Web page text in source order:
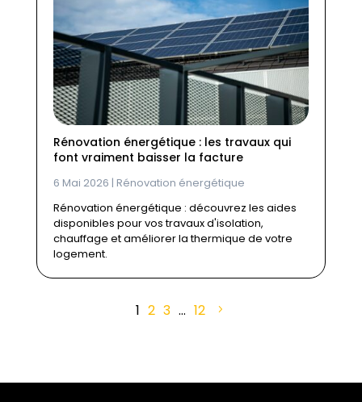
Rénovation énergétique : les travaux qui
font vraiment baisser la facture
6 Mai 2026 | Rénovation énergétique
Rénovation énergétique : découvrez les aides
disponibles pour vos travaux d'isolation,
chauffage et améliorer la thermique de votre
logement.
1 2 3 … 12